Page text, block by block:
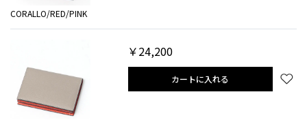
CORALLO/RED/PINK
￥24,200
カートに入れる